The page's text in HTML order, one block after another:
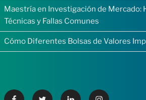
Maestría en Investigación de Mercado:
Técnicas y Fallas Comunes
Cómo Diferentes Bolsas de Valores
FacebookTwitter LinkedinInstagram